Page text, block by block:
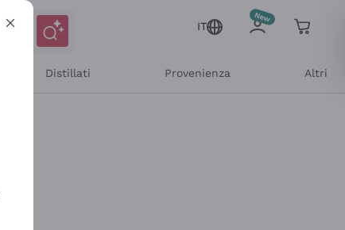
IT
Distillati Provenienza Altri